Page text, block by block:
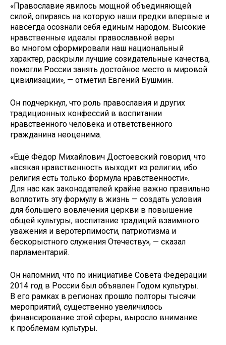
«Православие явилось мощной объединяющей
силой, опираясь на которую наши предки впервые и
навсегда осознали себя единым народом. Высокие
нравственные идеалы православной веры
во многом сформировали наш национальный
характер, раскрыли лучшие созидательные качества,
помогли России занять достойное место в мировой
цивилизации», — отметил Евгений Бушмин.
Он подчеркнул, что роль православия и других
традиционных конфессий в воспитании
нравственного человека и ответственного
гражданина неоценима.
«Ещё Фёдор Михайлович Достоевский говорил, что
«всякая нравственность выходит из религии, ибо
религия есть только формула нравственности».
Для нас как законодателей крайне важно правильно
воплотить эту формулу в жизнь — создать условия
для большего вовлечения церкви в повышение
общей культуры, воспитание традиций взаимного
уважения и веротерпимости, патриотизма и
бескорыстного служения Отечеству», — сказал
парламентарий.
Он напомнил, что по инициативе Совета Федерации
2014 год в России был объявлен Годом культуры.
В его рамках в регионах прошло полторы тысячи
мероприятий, существенно увеличилось
финансирование этой сферы, выросло внимание
к проблемам культуры.